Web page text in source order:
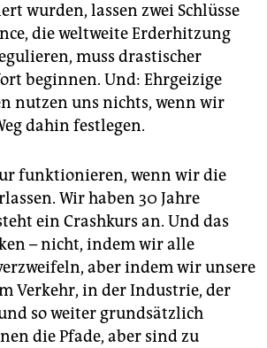
wurden, lassen zwei Schlüsse
die weltweite Erderhitzung
muss drastischer
beginnen. Und: Ehrgeizige
nutzen uns nichts, wenn wir
dahin festlegen.
funktionieren, wenn wir die
Wir haben 30 Jahre
ein Crashkurs an. Und das
– nicht, indem wir alle
aber indem wir unsere
Verkehr, in der Industrie, der
so weiter grundsätzlich
die Pfade, aber sind zu